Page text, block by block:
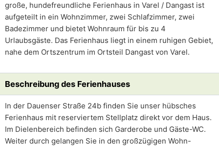
große, hundefreundliche Ferienhaus in Varel / Dangast ist
aufgeteilt in ein Wohnzimmer, zwei Schlafzimmer, zwei
Badezimmer und bietet Wohnraum für bis zu 4
Urlaubsgäste. Das Ferienhaus liegt in einem ruhigen Gebiet,
nahe dem Ortszentrum im Ortsteil Dangast von Varel.
Beschreibung des Ferienhauses
In der Dauenser Straße 24b finden Sie unser hübsches
Ferienhaus mit reserviertem Stellplatz direkt vor dem Haus.
Im Dielenbereich befinden sich Garderobe und Gäste-WC.
Weiter durch gelangen Sie in den großzügigen Wohn-